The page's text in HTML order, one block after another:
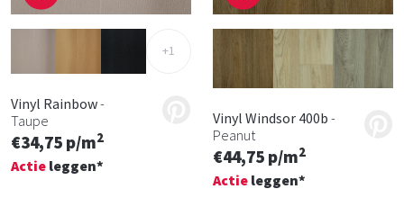
+1
Vinyl Rainbow-
Taupe
€34,75 p/m2
Actie leggen*
Vinyl Windsor 400b -
Peanut
€44,75 p/m2
Actie leggen*